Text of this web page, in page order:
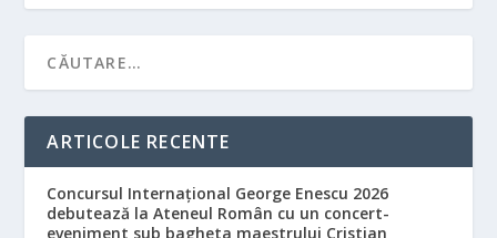
ARTICOLE RECENTE
Concursul Internațional George Enescu 2026
debutează la Ateneul Român cu un concert-
eveniment sub bagheta maestrului Cristian